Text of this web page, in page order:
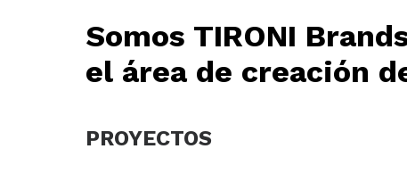
Somos TIRONI
el área de creación
PROYECTOS